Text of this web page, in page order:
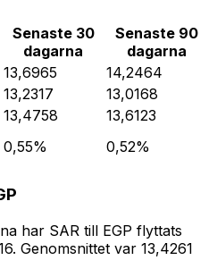
Senaste 30
dagarna
Senaste 90
dagarna
13,6965
14,2464
13,2317
13,0168
13,4758
13,6123
0,55% 0,52%
har SAR till EGP flyttats
Genomsnittet var 13,4261